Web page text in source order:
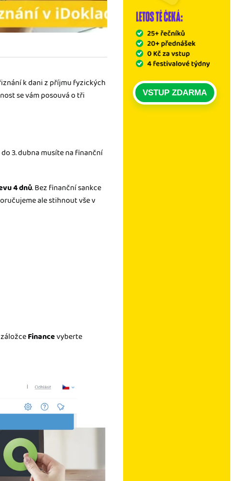
VSTUP ZDARMA
k dani z příjmu fyzických
se vám posouvá o tři
3. dubna musíte na finanční
4 dnů. Bez finanční sankce
ale stihnout vše v
Financevyberte